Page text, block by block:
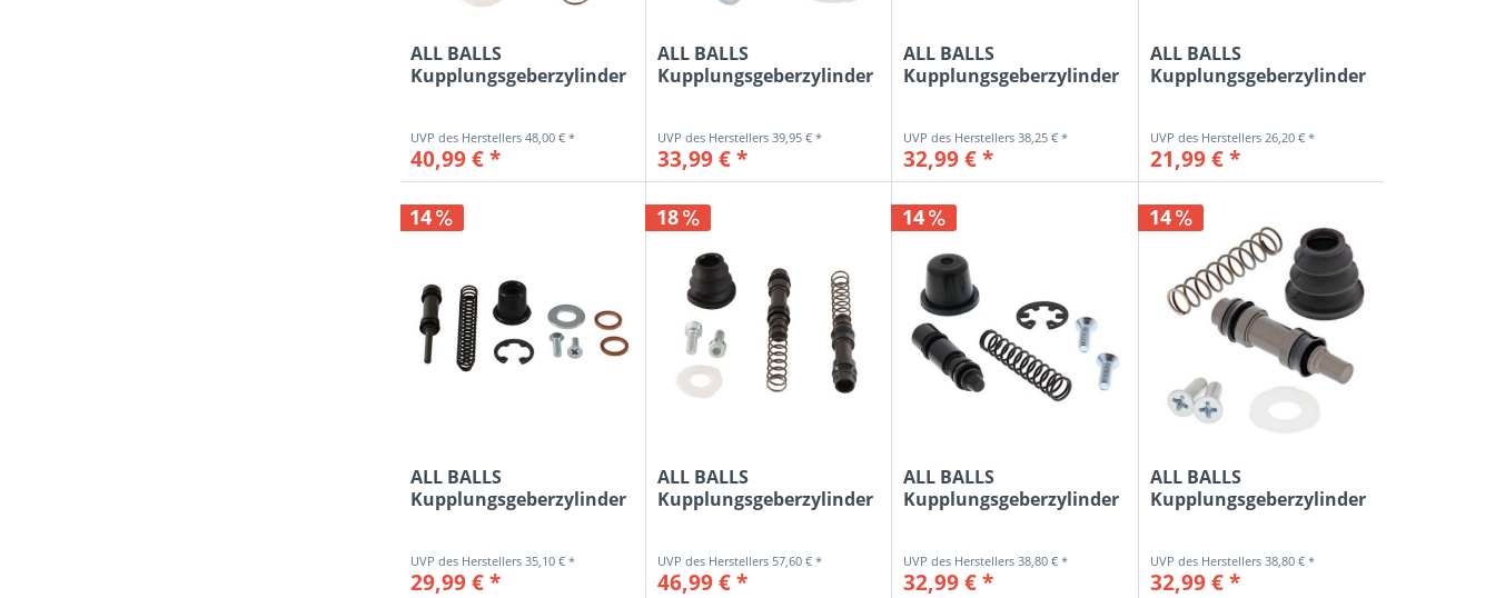
ALL BALLS
Kupplungsgeberzylinder
48,00 € *
40,99 € *
ALL BALLS
Kupplungsgeberzylinder
39,95 € *
33,99 € *
ALL BALLS
Kupplungsgeberzylinder
38,25 € *
32,99 € *
ALL BALLS
Kupplungsgeberzylinder
26,20 € *
21,99 € *
14
ALL BALLS
Kupplungsgeberzylinder
35,10 € *
29,99 € *
18
ALL BALLS
Kupplungsgeberzylinder
57,60 € *
46,99 € *
14
ALL BALLS
Kupplungsgeberzylinder
38,80 € *
32,99 € *
14
ALL BALLS
Kupplungsgeberzylinder
38,80 € *
32,99 € *